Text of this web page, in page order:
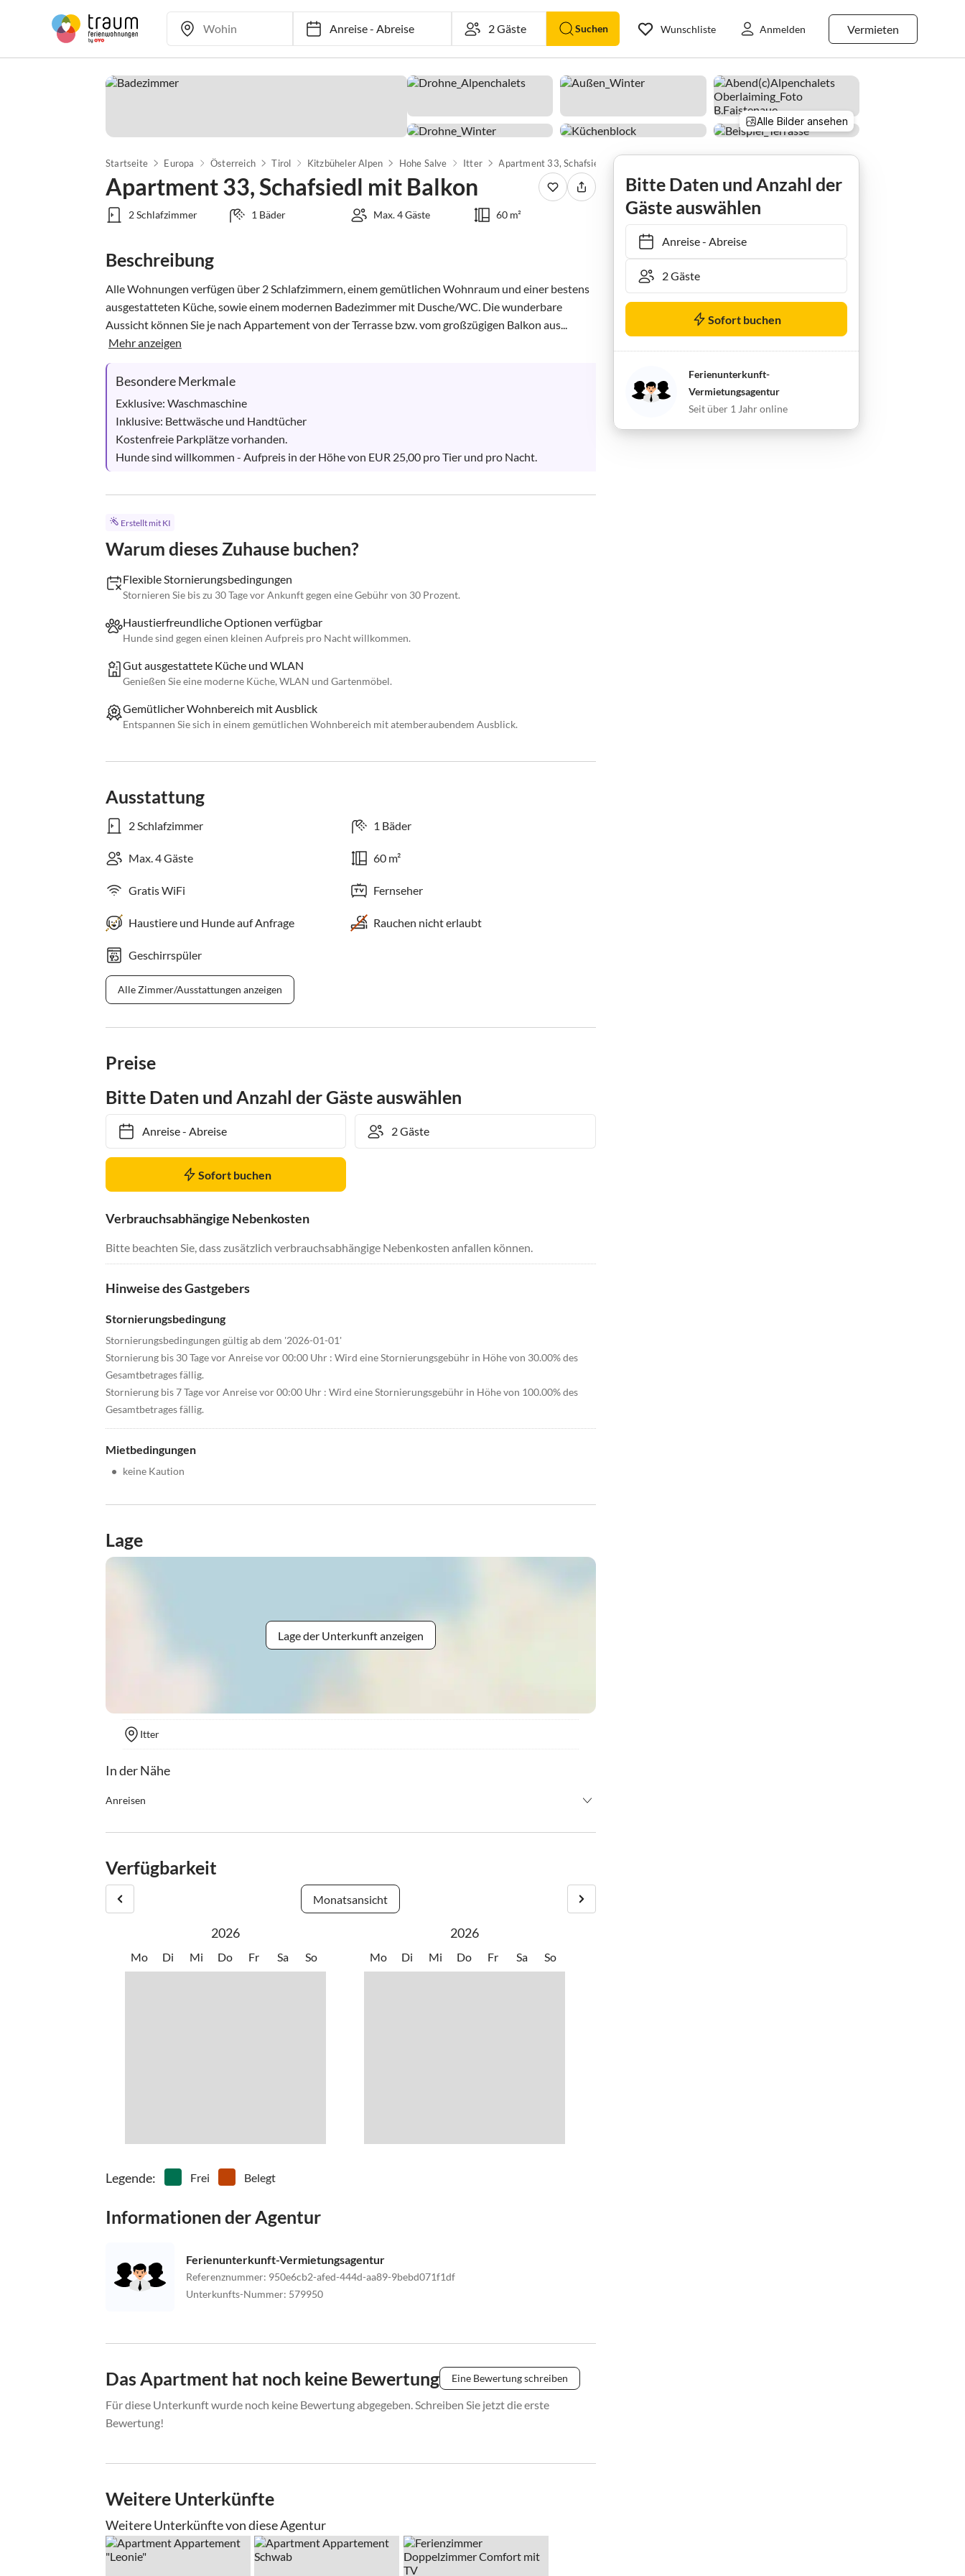
Anreise-Abreise Suchen Vermieten
Wunschliste Anmelden
Alle Bilder ansehen
Startseite Europa Österreich Tirol Kitzbüheler Alpen Hohe Salve Itter
Apartment 33, Schafsiedl mit Balkon
2 Schlafzimmer 1 Bäder Max. 4 Gäste 60 m²
Beschreibung
Alle Wohnungen verfügen über 2 Schlafzimmern, einem gemütlichen Wohnraum und einer bestens
ausgestatteten Küche, sowie einem modernen Badezimmer mit Dusche/WC. Die wunderbare
Aussicht können Sie je nach Appartement von der Terrasse bzw. vom großzügigen Balkon aus...
Mehr anzeigen
Besondere Merkmale
Exklusive: Waschmaschine
Inklusive: Bettwäsche und Handtücher
Kostenfreie Parkplätze vorhanden.
Hunde sind willkommen - Aufpreis in der Höhe von EUR 25,00 pro Tier und pro Nacht.
Erstellt mit KI
Warum dieses Zuhause buchen?
Flexible Stornierungsbedingungen
Stornieren Sie bis zu 30 Tage vor Ankunft gegen eine Gebühr von 30 Prozent.
Haustierfreundliche Optionen verfügbar
Hunde sind gegen einen kleinen Aufpreis pro Nacht willkommen.
Gut ausgestattete Küche und WLAN
Genießen Sie eine moderne Küche, WLAN und Gartenmöbel.
Gemütlicher Wohnbereich mit Ausblick
Entspannen Sie sich in einem gemütlichen Wohnbereich mit atemberaubendem Ausblick.
Ausstattung
2 Schlafzimmer 1 Bäder
Max. 4 Gäste 60 m²
Gratis WiFi Fernseher
Haustiere und Hunde auf Anfrage Rauchen nicht erlaubt
Geschirrspüler
Alle Zimmer/Ausstattungen anzeigen
Preise
Bitte Daten und Anzahl der Gäste auswählen
Anreise- Abreise
Sofort buchen
Verbrauchsabhängige Nebenkosten
Bitte beachten Sie, dass zusätzlich verbrauchsabhängige Nebenkosten anfallen können.
Hinweise des Gastgebers
Stornierungsbedingung
Stornierungsbedingungen gültig ab dem '2026-01-01'
Stornierung bis 30 Tage vor Anreise vor 00:00 Uhr : Wird eine Stornierungsgebühr in Höhe von 30.00% des
Gesamtbetrages fällig.
Stornierung bis 7 Tage vor Anreise vor 00:00 Uhr : Wird eine Stornierungsgebühr in Höhe von 100.00% des
Gesamtbetrages fällig.
Mietbedingungen
• keine Kaution
Lage
Lage der Unterkunft anzeigen
Itter
In der Nähe
Anreisen
Check Out bis 9:00
Verfügbarkeit
Monatsansicht
2026
Mo Di Mi Do Fr Sa So
2026
Mo Di Mi Do Fr Sa So
Legende: Frei Belegt
Informationen der Agentur
Ferienunterkunft-Vermietungsagentur
Referenznummer: 950e6cb2-afed-444d-aa89-9bebd071f1df
Unterkunfts-Nummer: 579950
Das Apartment hat noch keine Bewertung Eine Bewertung schreiben
Für diese Unterkunft wurde noch keine Bewertung abgegeben. Schreiben Sie jetzt die erste
Bewertung!
Weitere Unterkünfte
Weitere Unterkünfte von diese Agentur
Bitte Daten und Anzahl der
Gäste auswählen
Anreise- Abreise
Sofort buchen
Ferienunterkunft-
Vermietungsagentur
Seit über 1 Jahr online